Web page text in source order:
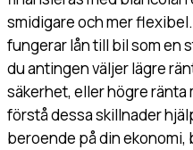
smidigare och mer
fungerar lån till bil som en
du antingen väljer lägre
säkerhet, eller högre
förstå dessa skillnader
beroende på din ekonomi,